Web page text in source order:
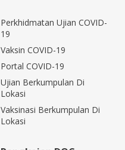
Perkhidmatan Ujian COVID-
19
Vaksin COVID-19
Portal COVID-19
Ujian Berkumpulan Di
Lokasi
Vaksinasi Berkumpulan Di
Lokasi